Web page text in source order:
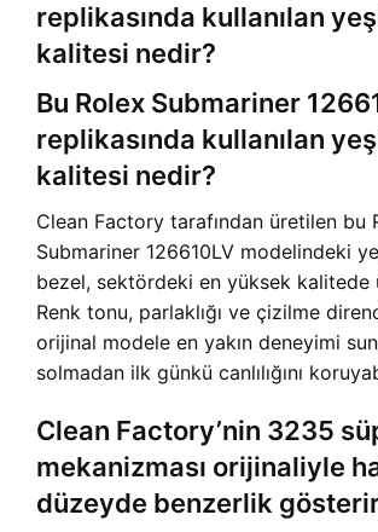
replikasında kullanılan
kalitesi nedir?
Bu Rolex Submariner
replikasında kullanılan
kalitesi nedir?
Clean Factory tarafından üretilen bu
Submariner 126610LV modelindeki
bezel, sektördeki en yüksek kalitede
Renk tonu, parlaklığı ve çizilme
orijinal modele en yakın deneyimi
solmadan ilk günkü canlılığını
Clean Factory’nin 3235
mekanizması orijinaliyle
düzeyde benzerlik